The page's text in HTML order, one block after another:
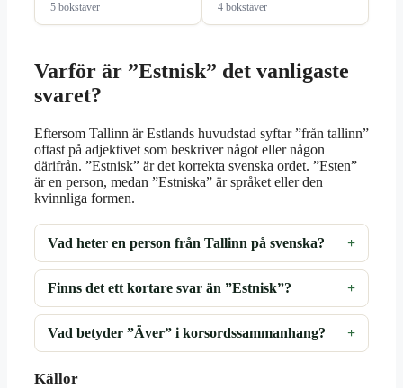
5 bokstäver 4 bokstäver
Varför är ”Estnisk” det vanligaste
svaret?
Eftersom Tallinn är Estlands huvudstad syftar ”från tallinn”
oftast på adjektivet som beskriver något eller någon
därifrån. ”Estnisk” är det korrekta svenska ordet. ”Esten”
är en person, medan ”Estniska” är språket eller den
kvinnliga formen.
Vad heter en person från Tallinn på svenska?
Finns det ett kortare svar än ”Estnisk”?
Vad betyder ”Äver” i korsordssammanhang?
Källor